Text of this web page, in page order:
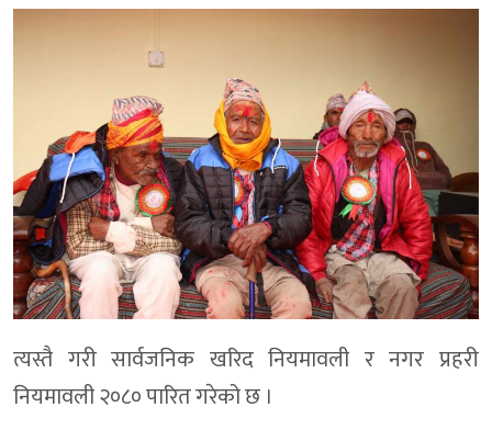
त्यस्तै गरी सार्वजनिक खरिद नियमावली र नगर प्रहरी
नियमावली २०८० पारित गरेको छ ।